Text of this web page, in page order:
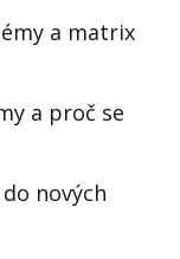
a matrix
a proč se
nových